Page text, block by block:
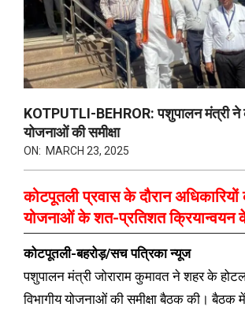
KOTPUTLI-BEHROR: पशुपालन मंत्री ने
योजनाओं की समीक्षा
ON: MARCH 23, 2025
कोटपूतली प्रवास के दौरान अधिकारियों
योजनाओं के शत-प्रतिशत क्रियान्वयन
कोटपूतली-बहरोड़/सच पत्रिका न्यूज
पशुपालन मंत्री जोराराम कुमावत ने शहर के
विभागीय योजनाओं की समीक्षा बैठक की। बैठक